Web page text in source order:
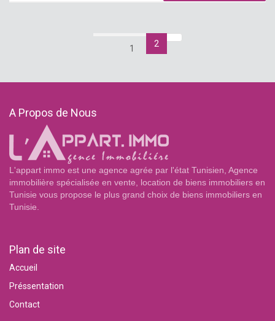
1 2
A Propos de Nous
L'appart immo est une agence agrée par l'état Tunisien, Agence
immobilière spécialisée en vente, location de biens immobiliers en
Tunisie vous propose le plus grand choix de biens immobiliers en
Tunisie.
Plan de site
Accueil
Préssentation
Contact